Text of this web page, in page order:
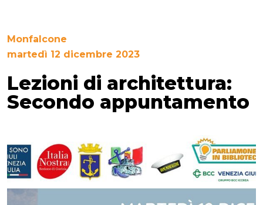
Monfalcone
martedì 12 dicembre 2023
Lezioni di architettura:
Secondo appuntamento